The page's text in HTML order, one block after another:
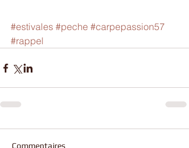
#estivales #peche #carpepassion57
#rappel
Commentaires